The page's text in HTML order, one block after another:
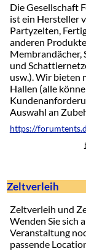
Die Gesellschaft
ist ein Hersteller
Partyzelten,
anderen
Membrandächer,
und
usw.). Wir bieten
Hallen (alle
Auswahl an
https://
Zeltverleih
Zeltverleih und
Wenden Sie sich
Veranstaltung
passende